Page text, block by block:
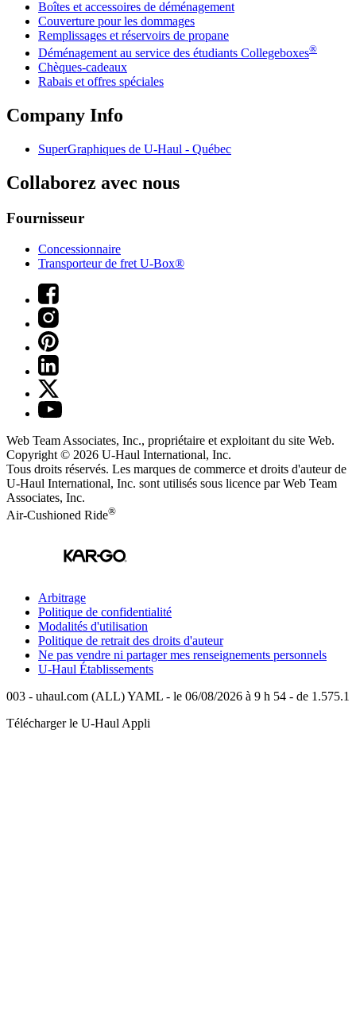
Boîtes et accessoires de déménagement
Couverture pour les dommages
Remplissages et réservoirs de propane
Déménagement au service des étudiants Collegeboxes®
Chèques-cadeaux
Rabais et offres spéciales
Company Info
SuperGraphiques de U-Haul - Québec
Collaborez avec nous
Fournisseur
Concessionnaire
Transporteur de fret U-Box®
Web Team Associates, Inc., propriétaire et exploitant du site Web.
Copyright © 2026 U-Haul International, Inc.
Tous droits réservés. Les marques de commerce et droits d'auteur de
U-Haul International, Inc. sont utilisés sous licence par Web Team
Associates, Inc.
Air-Cushioned Ride®
Arbitrage
Politique de confidentialité
Modalités d'utilisation
Politique de retrait des droits d'auteur
Ne pas vendre ni partager mes renseignements personnels
U-Haul Établissements
003 - uhaul.com (ALL) YAML - le 06/08/2026 à 9 h 54 - de 1.575.1
Télécharger le U-Haul Appli